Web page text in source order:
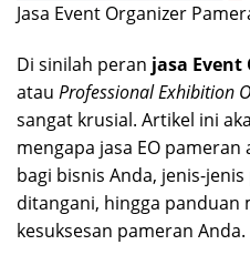
Jasa Event Organizer
Di sinilah peran jasa Event
atau Professional Exhibition
sangat krusial. Artikel ini
mengapa jasa EO
bagi bisnis Anda, jenis-
ditangani, hingga
kesuksesan pameran Anda.